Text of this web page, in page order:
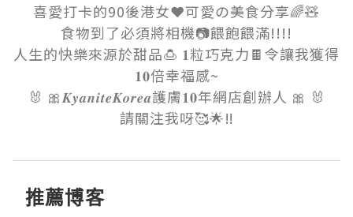
喜愛打卡的90後港女❤️可愛の美食分享🌈🧸
食物到了必須將相機📷餵飽餵滿!!!!
人生的快樂來源於甜品🍮 𝟏粒巧克力🍫令讓我獲得
𝟏𝟎倍幸福感~
🐰 🎀𝑲𝒚𝒂𝒏𝒊𝒕𝒆𝑲𝒐𝒓𝒆𝒂護膚𝟏𝟎年網店創辦人 🎀 🐰
請關注我呀🥰🌟‼️
推薦博客